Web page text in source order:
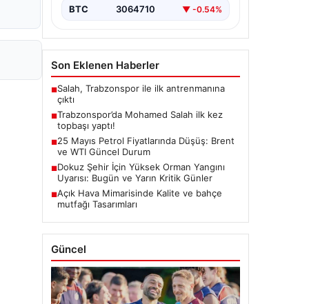
BTC 3064710 ▼ -0.54%
Son Eklenen Haberler
■Salah, Trabzonspor ile ilk antrenmanına
çıktı
■Trabzonspor’da Mohamed Salah ilk kez
topbaşı yaptı!
■25 Mayıs Petrol Fiyatlarında Düşüş: Brent
ve WTI Güncel Durum
■Dokuz Şehir İçin Yüksek Orman Yangını
Uyarısı: Bugün ve Yarın Kritik Günler
■Açık Hava Mimarisinde Kalite ve bahçe
mutfağı Tasarımları
Güncel